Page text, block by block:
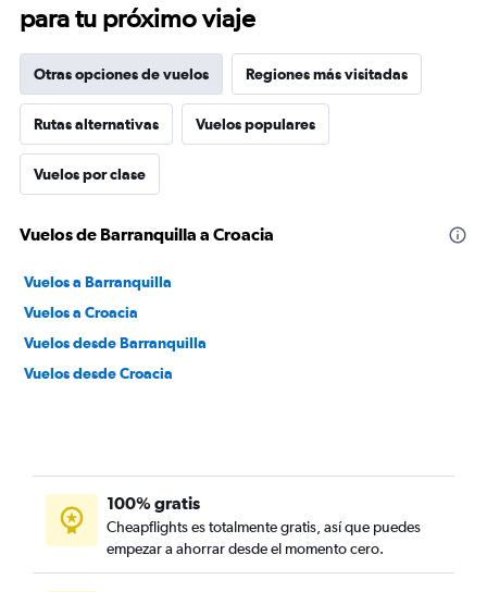
para tu próximo viaje
Otras opciones de vuelos Regiones más visitadas
Rutas alternativas Vuelos populares
Vuelos por clase
Vuelos de Barranquilla a Croacia
Vuelos a Barranquilla
Vuelos a Croacia
Vuelos desde Barranquilla
Vuelos desde Croacia
100% gratis
Cheapflights es totalmente gratis, así que puedes
empezar a ahorrar desde el momento cero.